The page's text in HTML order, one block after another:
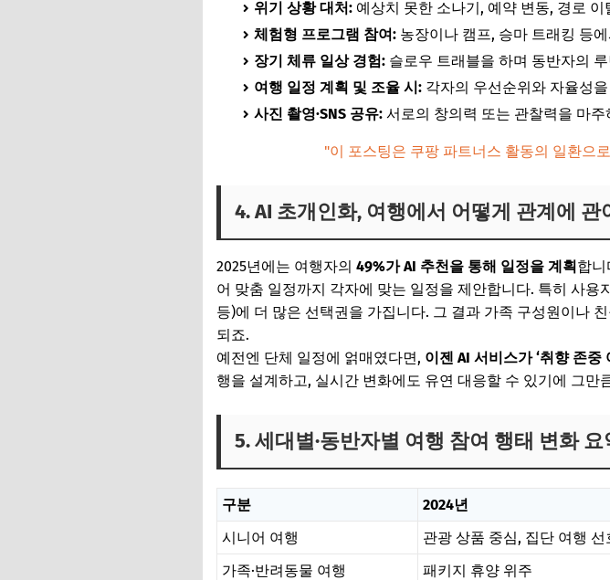
위기 상황 대처: 예상치 못한 소나기, 예약 변동, 경로
체험형 프로그램 참여: 농장이나 캠프, 승마 트래킹 등
장기 체류 일상 경험: 슬로우 트래블을 하며 동반자의
여행 일정 계획 및 조율 시: 각자의 우선순위와 자율성
사진 촬영·SNS 공유: 서로의 창의력 또는 관찰력을 마주
"이 포스팅은 쿠팡 파트너스 활동의 일환으
4. AI 초개인화, 여행에서 어떻게 관계에 관
2025년에는 여행자의 49%가 AI 추천을 통해 일정을 계획합
어 맞춤 일정까지 각자에 맞는 일정을 제안합니다. 특히 사
등)에 더 많은 선택권을 가집니다. 그 결과 가족 구성원이나
되죠.
예전엔 단체 일정에 얽매였다면, 이젠 AI 서비스가 ‘취향 존중
행을 설계하고, 실시간 변화에도 유연 대응할 수 있기에 그
5. 세대별·동반자별 여행 참여 행태 변화 요
구분 2024년
시니어 여행
관광 상품 중심, 집단 여행 선
가족·반려동물 여행
패키지 휴양 위주